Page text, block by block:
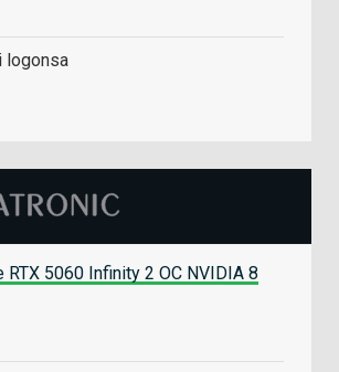
logonsa
RTX 5060 Infinity 2 OC NVIDIA 8